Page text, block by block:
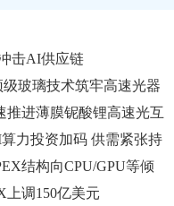
击AI供应链
玻璃技术筑牢高速光器
推进薄膜铌酸锂高速光互
力投资加码 供需紧张持
结构向CPU/GPU等倾
上调150亿美元